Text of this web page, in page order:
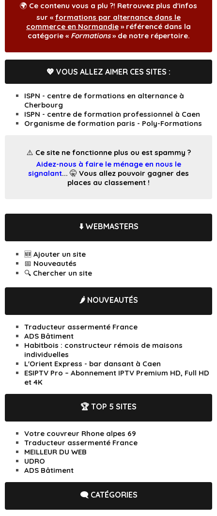
🌍 Ce contenu vous a plu ?! Retrouvez plus d'infos
sur « formations par alternance dans le
commerce en Normandie » référencé dans la
catégorie « Formations» de notre répertoire.
💖 VOUS ALLEZ AIMER CES SITES :
ISPN - centre de formations en alternance à
Cherbourg
ISPN - centre de formation professionnel à Caen
Organisme de formation paris - Poly-Formations
⚠️ Ce site ne fonctionne plus ou est spammy ?
Aidez-nous à faire le ménage en nous le
signalant... 🤫 Vous allez pouvoir gagner des
places au classement !
⬇️ WEBMASTERS
🆕 Ajouter un site
📅 Nouveautés
🔍 Chercher un site
🌶️ NOUVEAUTÉS
Traducteur assermenté France
ADS Bâtiment
Habitbois : constructeur rémois de maisons
individuelles
L'Orient Express - bar dansant à Caen
ESIPTV Pro – Abonnement IPTV Premium HD, Full HD
et 4K
🏆 TOP 5 SITES
Votre couvreur Rhone alpes 69
Traducteur assermenté France
MEILLEUR DU WEB
UDRO
ADS Bâtiment
🗨️ CATÉGORIES